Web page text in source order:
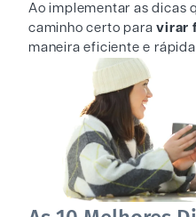
Ao implementar as dicas
caminho certo paravirar
maneira eficiente e